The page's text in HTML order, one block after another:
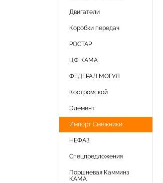
Двигатели
Коробки передач
РОСТАР
ЦФ КАМА
ФЕДЕРАЛ МОГУЛ
Костромской
Элемент
Импорт Смежники
НЕФАЗ
Спецпредложения
Поршневая Камминз
КАМА